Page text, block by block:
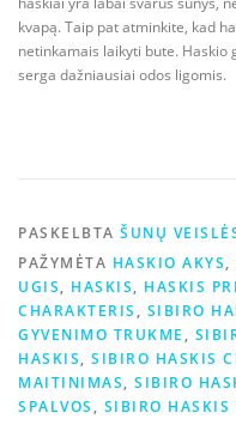
kvapą. Taip pat atminkite, kad
netinkamais laikyti bute. Haskio
serga dažniausiai odos ligomis.
PASKELBTA ŠUNŲ
PAŽYMĖTA HASKIO AKYS,
UGIS, HASKIS, HASKIS
CHARAKTERIS , SIBIRO
GYVENIMO TRUKME ,
HASKIS, SIBIRO HASKIS
MAITINIMAS, SIBIRO
SPALVOS , SIBIRO HASKIS